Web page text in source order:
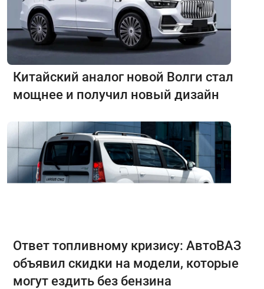
Китайский аналог новой Волги стал
мощнее и получил новый дизайн
Ответ топливному кризису: АвтоВАЗ
объявил скидки на модели, которые
могут ездить без бензина